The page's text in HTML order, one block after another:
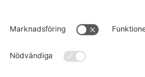
Cookie